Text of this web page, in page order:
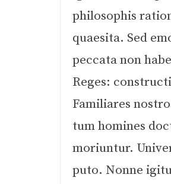
philosophis
quaesita. Sed
peccata non
Reges:
Familiares
tum homines
moriuntur.
puto. Nonne